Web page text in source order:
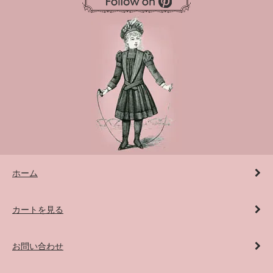
ホーム
カートを見る
お問い合わせ